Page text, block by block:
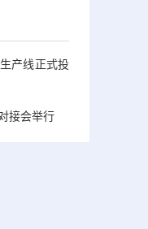
产线正式投
接会举行